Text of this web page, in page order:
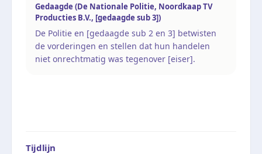
Gedaagde (De Nationale Politie, Noordkaap TV
Producties B.V., [gedaagde sub 3])
De Politie en [gedaagde sub 2 en 3] betwisten
de vorderingen en stellen dat hun handelen
niet onrechtmatig was tegenover [eiser].
Tijdlijn